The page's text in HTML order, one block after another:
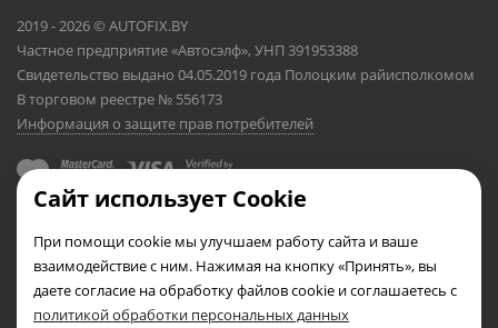
2019 - 2026 © AUTOFIX.BY
Частное предприятие «Автосэлф», УНП 391953388
Свидетельство выдано 04.05.2019 года Полоцким райисполкомом
В торговом реестре № 556173
Информация о защите прав потребителей
Сайт использует Cookie
При помощи cookie мы улучшаем работу сайта и ваше
взаимодействие с ним. Нажимая на кнопку «Принять», вы
даете согласие на обработку файлов cookie и соглашаетесь с
политикой обработки персональных данных